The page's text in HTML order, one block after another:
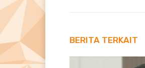
BERITA TERKAIT